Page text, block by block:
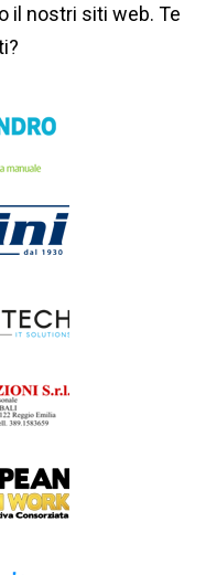
il nostri siti web. Te